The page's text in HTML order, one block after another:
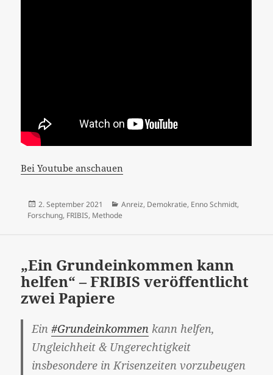
Bei Youtube anschauen
Veröffentlicht
am
2. September 2021 Kategorien
Anreiz, Demokratie, Enno Schmidt,
Forschung, FRIBIS, Methode
„Ein Grundeinkommen kann
helfen“ – FRIBIS veröffentlicht
zwei Papiere
Ein#Grundeinkommen kann helfen,
Ungleichheit & Ungerechtigkeit
insbesondere in Krisenzeiten vorzubeugen